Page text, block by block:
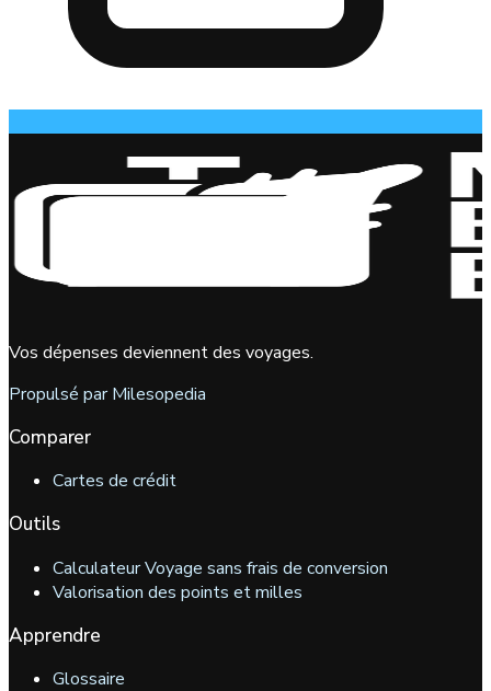
Vos dépenses deviennent des voyages.
Propulsé par Milesopedia
Comparer
Cartes de crédit
Outils
Calculateur Voyage sans frais de conversion
Valorisation des points et milles
Apprendre
Glossaire